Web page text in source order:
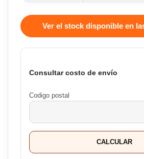
Ver el stock disponible en
Consultar costo de envío
Codigo postal
CALCULAR